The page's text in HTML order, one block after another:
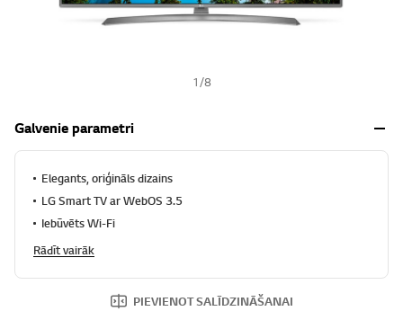
1/8
Galvenie parametri
Elegants, oriģināls dizains
LG Smart TV ar WebOS 3.5
Iebūvēts Wi-Fi
Rādīt vairāk
PIEVIENOT SALĪDZINĀŠANAI